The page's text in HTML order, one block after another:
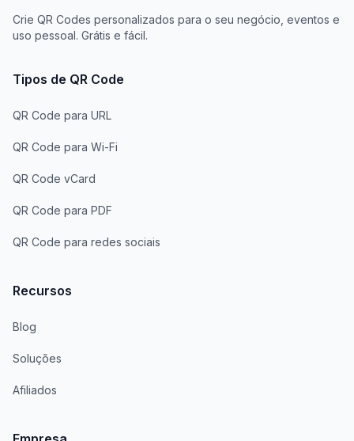
Crie QR Codes personalizados para o seu negócio, eventos e
uso pessoal. Grátis e fácil.
Tipos de QR Code
QR Code para URL
QR Code para Wi-Fi
QR Code vCard
QR Code para PDF
QR Code para redes sociais
Recursos
Blog
Soluções
Afiliados